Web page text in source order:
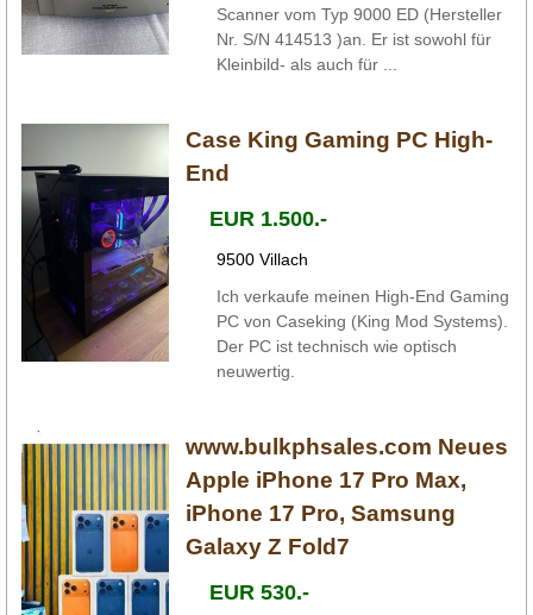
Scanner vom Typ 9000 ED (Hersteller
Nr. S/N 414513 )an. Er ist sowohl für
Kleinbild- als auch für ...
Case King Gaming PC High-
End
EUR 1.500.-
9500 Villach
Ich verkaufe meinen High-End Gaming
PC von Caseking (King Mod Systems).
Der PC ist technisch wie optisch
neuwertig.
www.bulkphsales.com Neues
Apple iPhone 17 Pro Max,
iPhone 17 Pro, Samsung
Galaxy Z Fold7
EUR 530.-